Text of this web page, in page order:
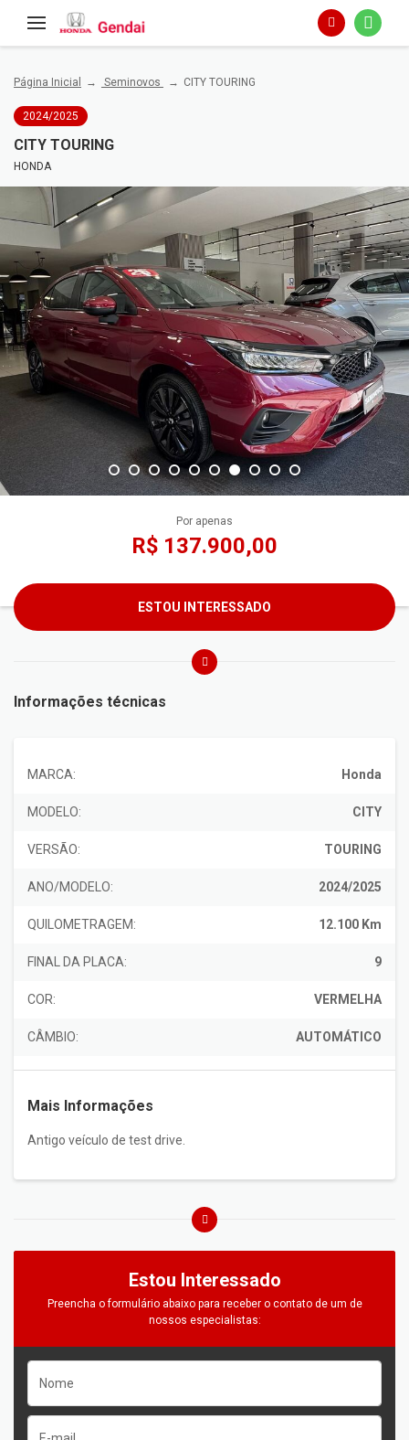
Página Inicial Seminovos CITY TOURING
2024/2025
CITY TOURING
HONDA
Por apenas
R$ 137.900,00
ESTOU INTERESSADO
Informações técnicas
MARCA: Honda
MODELO: CITY
VERSÃO: TOURING
ANO/MODELO: 2024/2025
QUILOMETRAGEM: 12.100 Km
FINAL DA PLACA: 9
COR: VERMELHA
CÂMBIO: AUTOMÁTICO
Mais Informações
Antigo veículo de test drive.
Estou Interessado
Preencha o formulário abaixo para receber o contato de um de
nossos especialistas: